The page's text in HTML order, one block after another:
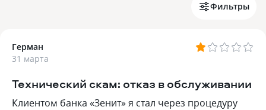
Фильтры
Герман
31 марта
Технический скам: отказ в обслуживании
Клиентом банка «Зенит» я стал через процедуру